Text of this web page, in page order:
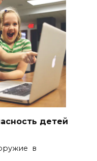
детей
в